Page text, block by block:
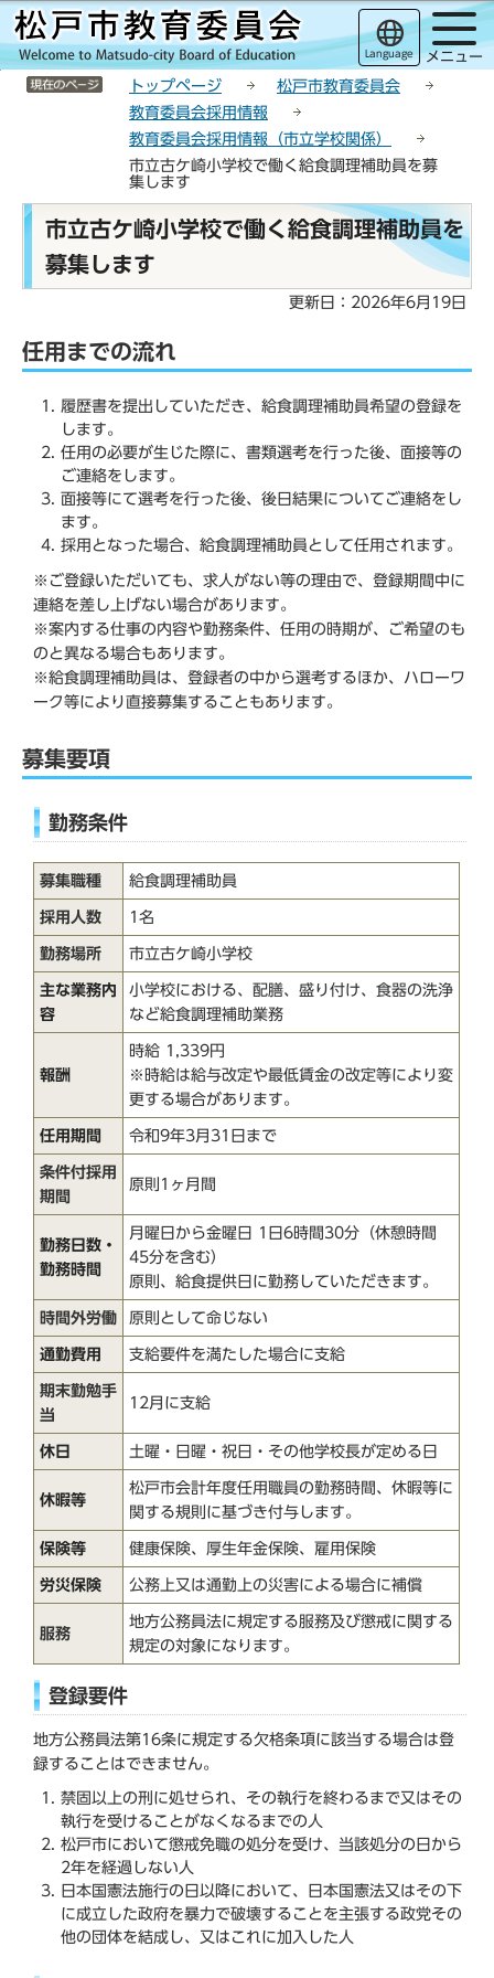
こ
の
サ
イ
このページの本文へ移動
Language メニュー
サイトメニューここまで
トップページ
松戸市教育委員会
教育委員会採用情報
教育委員会採用情報（市立学校関係）
市立古ケ崎小学校で働く給食調理補助員を募
集します
本
こ
市立古ケ崎小学校で働く給食調理補助員を
募集します
更新日：2026年6月19日
任用までの流れ
履歴書を提出していただき、給食調理補助員希望の登録を
します。
任用の必要が生じた際に、書類選考を行った後、面接等の
ご連絡をします。
面接等にて選考を行った後、後日結果についてご連絡をし
ます。
採用となった場合、給食調理補助員として任用されます。
※ご登録いただいても、求人がない等の理由で、登録期間中に
連絡を差し上げない場合があります。
※案内する仕事の内容や勤務条件、任用の時期が、ご希望のも
のと異なる場合もあります。
※給食調理補助員は、登録者の中から選考するほか、ハローワ
ーク等により直接募集することもあります。
募集要項
勤務条件
募集職種 給食調理補助員
採用人数 1名
勤務場所 市立古ケ崎小学校
主な業務内
容
小学校における、配膳、盛り付け、食器の洗浄
など給食調理補助業務
報酬
時給 1,339円
※時給は給与改定や最低賃金の改定等により変
更する場合があります。
任用期間 令和9年3月31日まで
条件付採用
期間
原則1ヶ月間
勤務日数・
勤務時間
月曜日から金曜日 1日6時間30分（休憩時間
45分を含む）
原則、給食提供日に勤務していただきます。
時間外労働 原則として命じない
通勤費用 支給要件を満たした場合に支給
期末勤勉手
当
12月に支給
休日 土曜・日曜・祝日・その他学校長が定める日
休暇等
松戸市会計年度任用職員の勤務時間、休暇等に
関する規則に基づき付与します。
保険等 健康保険、厚生年金保険、雇用保険
労災保険 公務上又は通勤上の災害による場合に補償
服務
地方公務員法に規定する服務及び懲戒に関する
規定の対象になります。
登録要件
地方公務員法第16条に規定する欠格条項に該当する場合は登
録することはできません。
禁固以上の刑に処せられ、その執行を終わるまで又はその
執行を受けることがなくなるまでの人
松戸市において懲戒免職の処分を受け、当該処分の日から
2年を経過しない人
日本国憲法施行の日以降において、日本国憲法又はその下
に成立した政府を暴力で破壊することを主張する政党その
他の団体を結成し、又はこれに加入した人